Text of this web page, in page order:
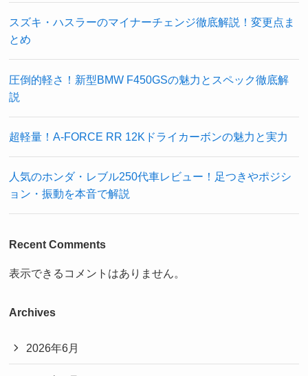
スズキ・ハスラーのマイナーチェンジ徹底解説！変更点ま
とめ
圧倒的軽さ！新型BMW F450GSの魅力とスペック徹底解
説
超軽量！A-FORCE RR 12Kドライカーボンの魅力と実力
人気のホンダ・レブル250代車レビュー！足つきやポジシ
ョン・振動を本音で解説
Recent Comments
表示できるコメントはありません。
Archives
2026年6月